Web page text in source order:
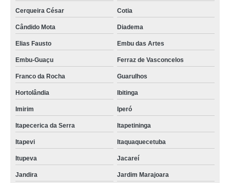
Cerqueira César Cotia
Cândido Mota Diadema
Elias Fausto Embu das Artes
Embu-Guaçu Ferraz de Vasconcelos
Franco da Rocha Guarulhos
Hortolândia Ibitinga
Imirim Iperó
Itapecerica da Serra Itapetininga
Itapevi Itaquaquecetuba
Itupeva Jacareí
Jandira Jardim Marajoara